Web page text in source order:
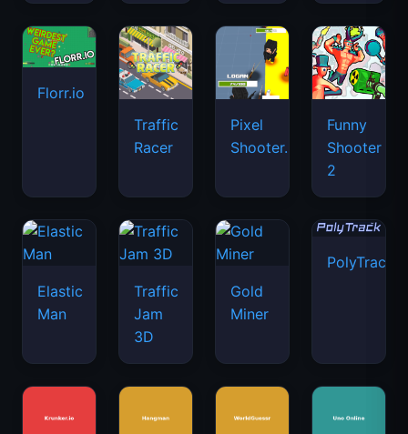
Florr.io
Traffic
Racer
Pixel
Shooter.IO
Funny
Shooter
2
Elastic
Man
Traffic
Jam
3D
Gold
Miner
PolyTrack